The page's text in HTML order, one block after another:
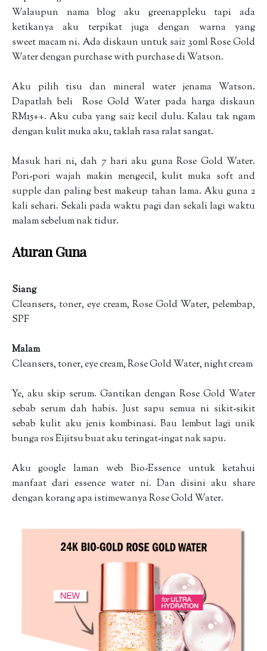
Walaupun nama blog aku greenappleku tapi ada
ketikanya aku terpikat juga dengan warna yang
sweet macam ni. Ada diskaun untuk saiz 30ml Rose Gold
Water dengan purchase with purchase di Watson.
Aku pilih tisu dan mineral water jenama Watson.
Dapatlah beli Rose Gold Water pada harga diskaun
RM15++. Aku cuba yang saiz kecil dulu. Kalau tak ngam
dengan kulit muka aku, taklah rasa ralat sangat.
Masuk hari ni, dah 7 hari aku guna Rose Gold Water.
Pori-pori wajah makin mengecil, kulit muka soft and
supple dan paling best makeup tahan lama. Aku guna 2
kali sehari. Sekali pada waktu pagi dan sekali lagi waktu
malam sebelum nak tidur.
Aturan Guna
Siang
Cleansers, toner, eye cream, Rose Gold Water, pelembap,
SPF
Malam
Cleansers, toner, eye cream, Rose Gold Water, night cream
Ye, aku skip serum. Gantikan dengan Rose Gold Water
sebab serum dah habis. Just sapu semua ni sikit-sikit
sebab kulit aku jenis kombinasi. Bau lembut lagi unik
bunga ros Eijitsu buat aku teringat-ingat nak sapu.
Aku google laman web Bio-Essence untuk ketahui
manfaat dari essence water ni. Dan disini aku share
dengan korang apa istimewanya Rose Gold Water.